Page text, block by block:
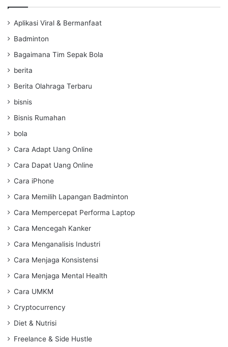
Aplikasi Viral & Bermanfaat
Badminton
Bagaimana Tim Sepak Bola
berita
Berita Olahraga Terbaru
bisnis
Bisnis Rumahan
bola
Cara Adapt Uang Online
Cara Dapat Uang Online
Cara iPhone
Cara Memilih Lapangan Badminton
Cara Mempercepat Performa Laptop
Cara Mencegah Kanker
Cara Menganalisis Industri
Cara Menjaga Konsistensi
Cara Menjaga Mental Health
Cara UMKM
Cryptocurrency
Diet & Nutrisi
Freelance & Side Hustle